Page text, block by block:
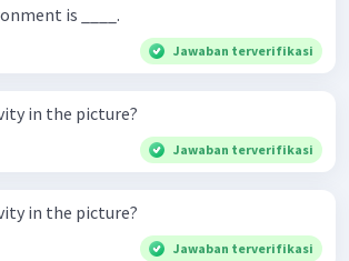
is ____.
Jawaban terverifikasi
in the picture?
Jawaban terverifikasi
in the picture?
Jawaban terverifikasi